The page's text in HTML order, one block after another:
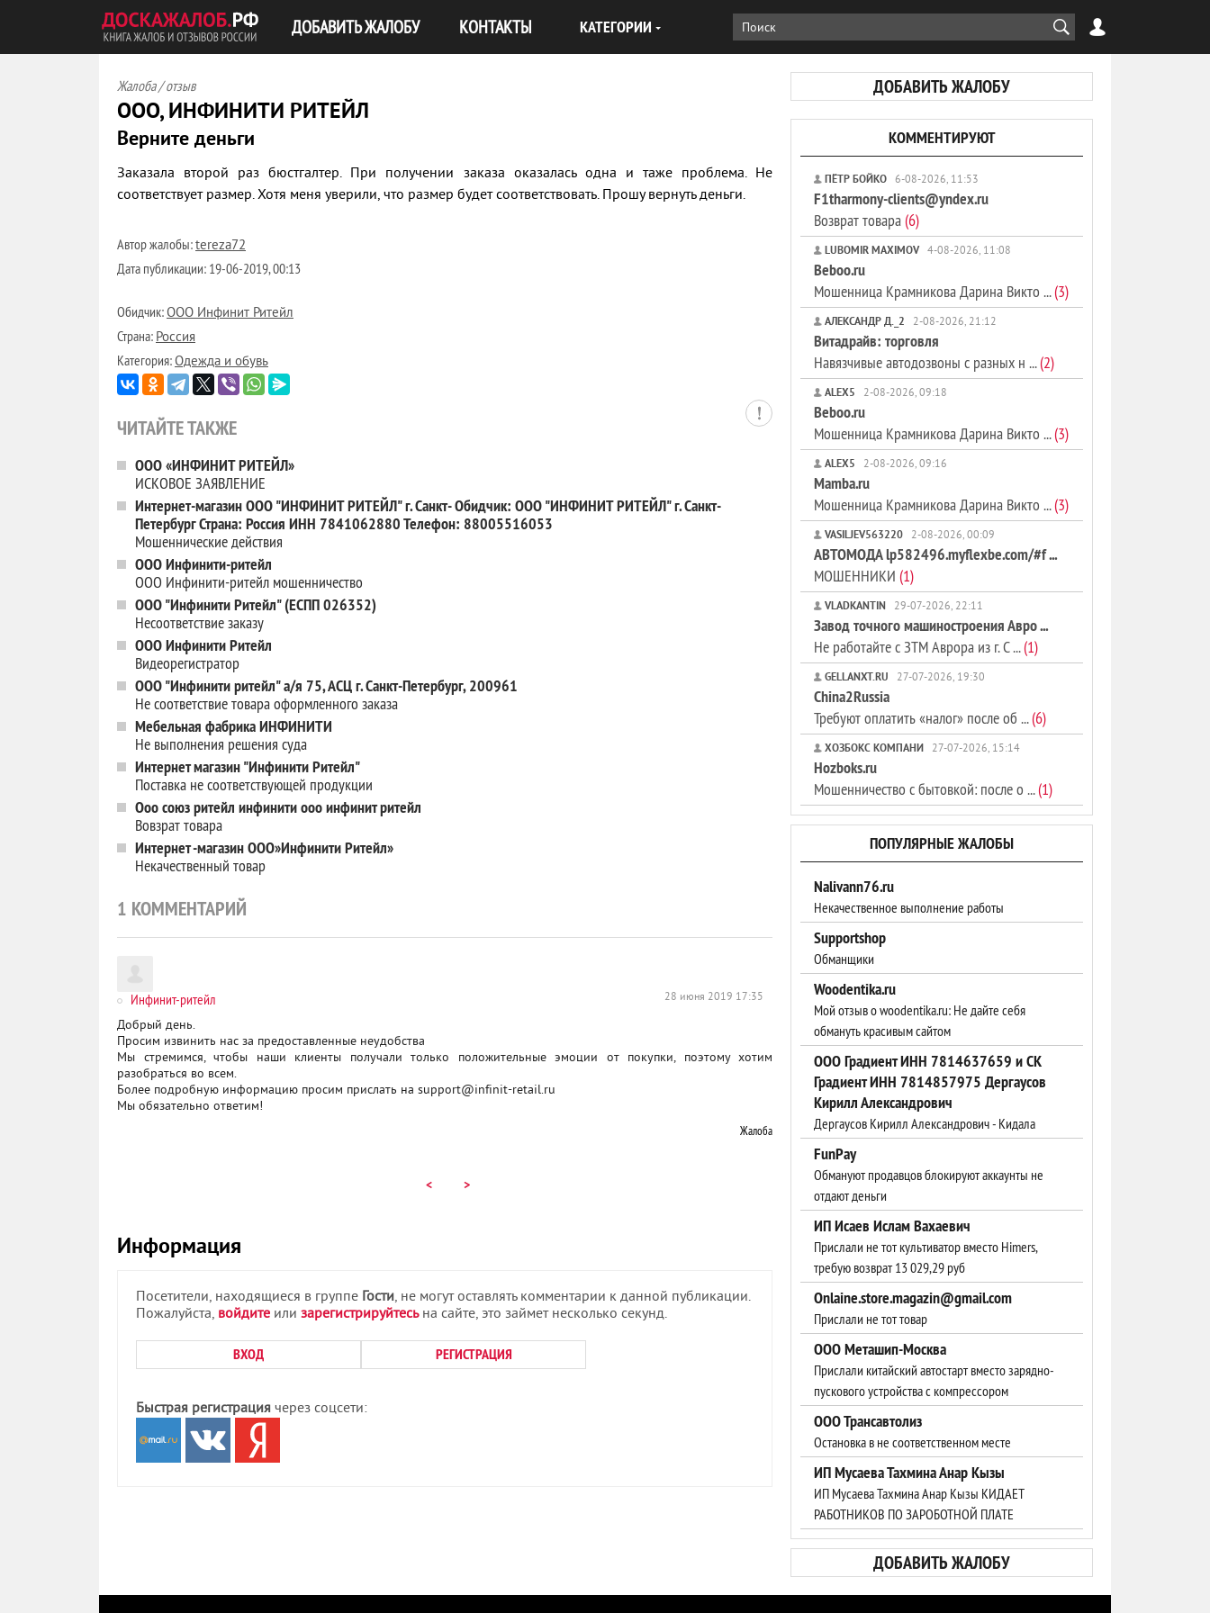
ДОБАВИТЬ ЖАЛОБУ КОНТАКТЫ КАТЕГОРИИ
ДОБАВИТЬ ЖАЛОБУ
Жалоба / отзыв
ООО, ИНФИНИТИ РИТЕЙЛ
Верните деньги
Заказала второй раз бюстгалтер. При получении заказа оказалась одна и таже проблема. Не
соответствует размер. Хотя меня уверили, что размер будет соответствовать. Прошу вернуть деньги.
Автор жалобы:tereza72
Дата публикации: 19-06-2019, 00:13
Обидчик:ООО Инфинит Ритейл
Страна:Россия
Категория:Одежда и обувь
ЧИТАЙТЕ ТАКЖЕ
ООО «ИНФИНИТ РИТЕЙЛ»
ИСКОВОЕ ЗАЯВЛЕНИЕ
Интернет-магазин ООО "ИНФИНИТ РИТЕЙЛ" г. Санкт- Обидчик: ООО "ИНФИНИТ РИТЕЙЛ" г. Санкт-
Петербург Страна: Россия ИНН 7841062880 Телефон: 88005516053
Мошеннические действия
ООО Инфинити-ритейл
ООО Инфинити-ритейл мошенничество
ООО "Инфинити Ритейл" (ЕСПП 026352)
Несоответствие заказу
ООО Инфинити Ритейл
Видеорегистратор
ООО "Инфинити ритейл" а/я 75, АСЦ г. Санкт-Петербург, 200961
Не соответствие товара оформленного заказа
Мебельная фабрика ИНФИНИТИ
Не выполнения решения суда
Интернет магазин "Инфинити Ритейл"
Поставка не соответствующей продукции
Ооо союз ритейл инфинити ооо инфинит ритейл
Вовзрат товара
Интернет -магазин ООО»Инфинити Ритейл»
Некачественный товар
1 КОММЕНТАРИЙ
Инфинит-ритейл 28 июня 2019 17:35
Добрый день.
Просим извинить нас за предоставленные неудобства
Мы стремимся, чтобы наши клиенты получали только положительные эмоции от покупки, поэтому хотим
разобраться во всем.
Более подробную информацию просим прислать на support@infinit-retail.ru
Мы обязательно ответим!
Жалоба
< >
Информация
Посетители, находящиеся в группе Гости, не могут оставлять комментарии к данной публикации.
Пожалуйста, войдите или зарегистрируйтесьна сайте, это займет несколько секунд.
ВХОД РЕГИСТРАЦИЯ
Быстрая регистрация через соцсети:
КОММЕНТИРУЮТ
ПЁТР БОЙКО 6-08-2026, 11:53
F1tharmony-clients@yndex.ru
Возврат товара(6)
LUBOMIR MAXIMOV 4-08-2026, 11:08
Beboo.ru
Мошенница Крамникова Дарина Викто ...(3)
АЛЕКСАНДР Д._2 2-08-2026, 21:12
Витадрайв: торговля
Навязчивые автодозвоны с разных н ...(2)
ALEX5 2-08-2026, 09:18
Beboo.ru
Мошенница Крамникова Дарина Викто ...(3)
ALEX5 2-08-2026, 09:16
Mamba.ru
Мошенница Крамникова Дарина Викто ...(3)
VASILJEV563220 2-08-2026, 00:09
АВТОМОДА lp582496.myflexbe.com/#f ...
МОШЕННИКИ (1)
VLADKANTIN 29-07-2026, 22:11
Завод точного машиностроения Авро ...
Не работайте с ЗТМ Аврора из г. С ...(1)
GELLANXT.RU 27-07-2026, 19:30
China2Russia
Требуют оплатить «налог» после об ...(6)
ХОЗБОКС КОМПАНИ 27-07-2026, 15:14
Hozboks.ru
Мошенничество с бытовкой: после о ...(1)
ПОПУЛЯРНЫЕ ЖАЛОБЫ
Nalivann76.ru
Некачественное выполнение работы
Supportshop
Обманщики
Woodentika.ru
Мой отзыв о woodentika.ru: Не дайте себя
обмануть красивым сайтом
ООО Градиент ИНН 7814637659 и СК
Градиент ИНН 7814857975 Дергаусов
Кирилл Александрович
Дергаусов Кирилл Александрович - Кидала
FunPay
Обмануют продавцов блокируют аккаунты не
отдают деньги
ИП Исаев Ислам Вахаевич
Прислали не тот культиватор вместо Himers,
требую возврат 13 029,29 руб
Onlaine.store.magazin@gmail.com
Прислали не тот товар
ООО Меташип-Москва
Прислали китайский автостарт вместо зарядно-
пускового устройства с компрессором
ООО Трансавтолиз
Остановка в не соответственном месте
ИП Мусаева Тахмина Анар Кызы
ИП Мусаева Тахмина Анар Кызы КИДАЕТ
РАБОТНИКОВ ПО ЗАРОБОТНОЙ ПЛАТЕ
ДОБАВИТЬ ЖАЛОБУ